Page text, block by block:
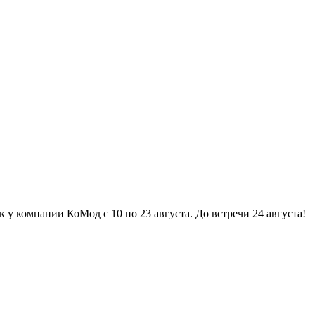
КоМод с 10 по 23 августа. До встречи 24 августа! ☼